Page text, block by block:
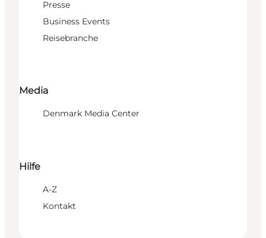
Presse
Business Events
Reisebranche
Media
Denmark Media Center
Hilfe
A-Z
Kontakt